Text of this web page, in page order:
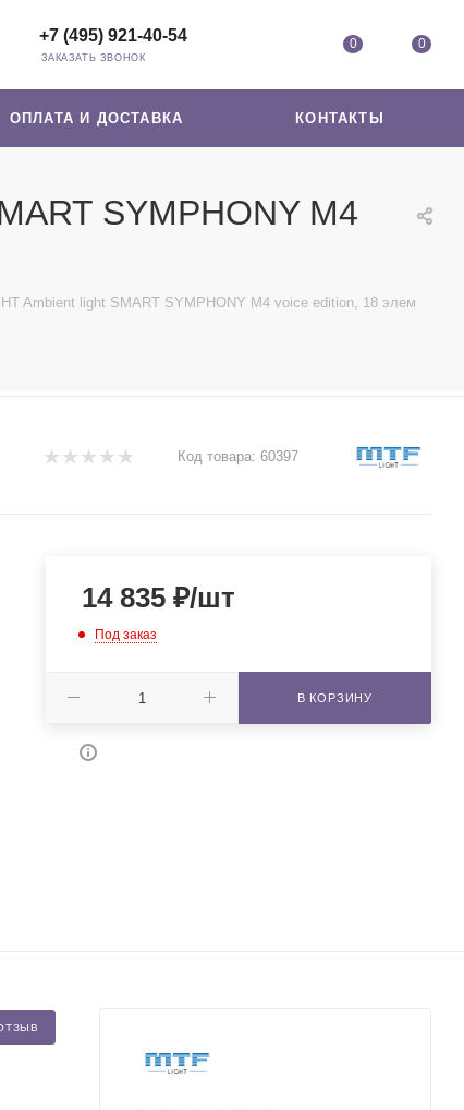
0 0
+7 (495) 921-40-54
ЗАКАЗАТЬ ЗВОНОК
ОПЛАТА И ДОСТАВКА КОНТАКТЫ
SYMPHONY M4
Ambient light SMART SYMPHONY M4 voice edition, 18 элем
Код товара: 60397
14 835₽/шт
Под заказ
В КОРЗИНУ